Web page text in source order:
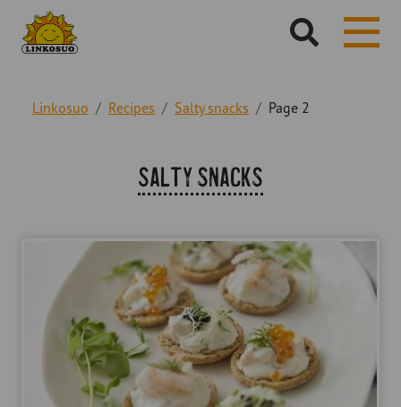
sivustolta:
Linkosuo Recipes Salty snacks Page 2
Reseptiteema:
Salty snacks